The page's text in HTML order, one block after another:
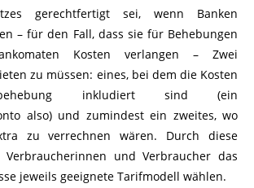
gerechtfertigt sei, wenn Banken
– für den Fall, dass sie für Behebungen
Kosten verlangen – Zwei
zu müssen: eines, bei dem die Kosten
inkludiert sind (ein
also) und zumindest ein zweites, wo
zu verrechnen wären. Durch diese
Verbraucherinnen und Verbraucher das
jeweils geeignete Tarifmodell wählen.